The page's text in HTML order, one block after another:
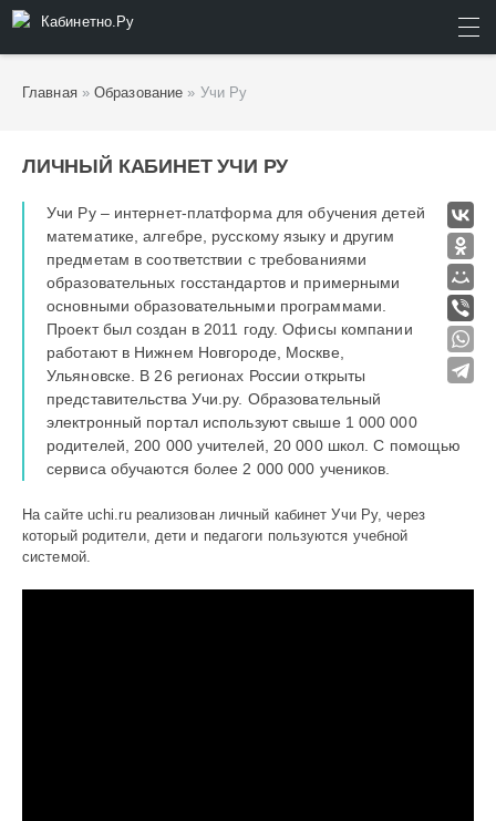
Кабинетно.Ру
Главная»Образование » Учи Ру
ЛИЧНЫЙ КАБИНЕТ УЧИ РУ
Учи Ру – интернет-платформа для обучения детей
математике, алгебре, русскому языку и другим
предметам в соответствии с требованиями
образовательных госстандартов и примерными
основными образовательными программами.
Проект был создан в 2011 году. Офисы компании
работают в Нижнем Новгороде, Москве,
Ульяновске. В 26 регионах России открыты
представительства Учи.ру. Образовательный
электронный портал используют свыше 1 000 000
родителей, 200 000 учителей, 20 000 школ. С помощью
сервиса обучаются более 2 000 000 учеников.
На сайте uchi.ru реализован личный кабинет Учи Ру, через
который родители, дети и педагоги пользуются учебной
системой.